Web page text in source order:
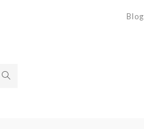
Blog